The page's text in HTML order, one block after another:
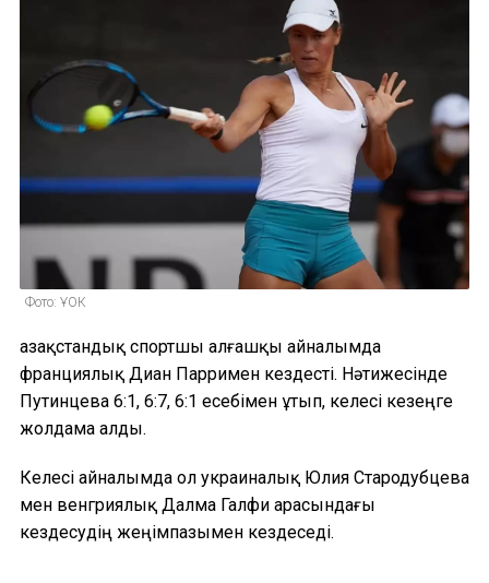
Фото: ҰОК
Қазақстандық спортшы алғашқы айналымда
франциялық Диан Парримен кездесті. Нәтижесінде
Путинцева 6:1, 6:7, 6:1 есебімен ұтып, келесі кезеңге
жолдама алды.
Келесі айналымда ол украиналық Юлия Стародубцева
мен венгриялық Далма Галфи арасындағы
кездесудің жеңімпазымен кездеседі.